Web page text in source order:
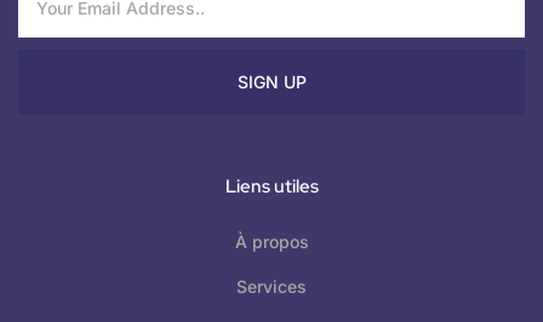
SIGN UP
Liens utiles
À propos
Services